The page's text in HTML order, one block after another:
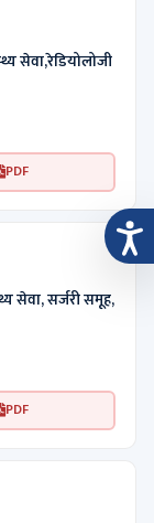
सेवा,रेडियोलोजी
PDF
सेवा, सर्जरी समूह,
PDF